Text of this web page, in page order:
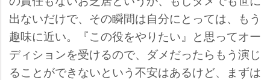
出ないだけで、その瞬間は自分にとっては、もう
趣味に近い。『この役をやりたい』と思ってオー
ディションを受けるので、ダメだったらもう演じ
ることができないという不安はあるけど、まずは